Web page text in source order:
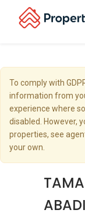
To comply with
information from
experience where
disabled. However,
properties, see
your own.
ABADI